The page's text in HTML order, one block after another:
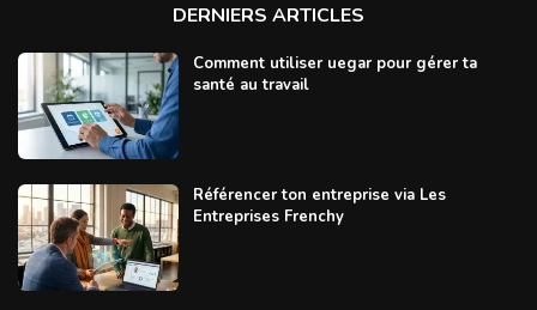
DERNIERS ARTICLES
Comment utiliser uegar pour gérer ta
santé au travail
Référencer ton entreprise via Les
Entreprises Frenchy